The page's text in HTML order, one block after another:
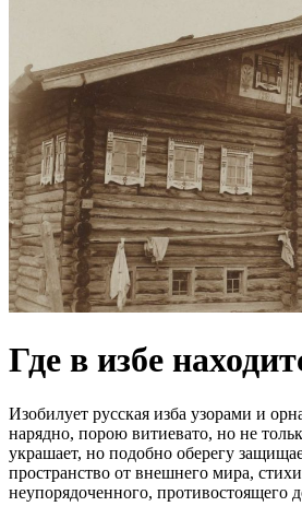
Где в избе
Изобилует русская изба узорами и
нарядно, порою витиевато, но не
украшает, но подобно оберегу
пространство от внешнего мира,
неупорядоченного, противостоящего